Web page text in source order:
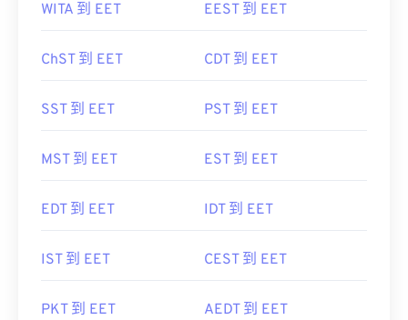
WITA 到 EET EEST 到 EET
ChST 到 EET CDT 到 EET
SST 到 EET PST 到 EET
MST 到 EET EST 到 EET
EDT 到 EET IDT 到 EET
IST 到 EET CEST 到 EET
PKT 到 EET AEDT 到 EET